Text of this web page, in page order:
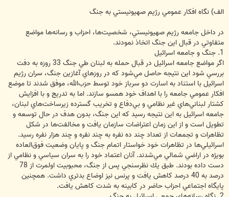
الف) نگاه افكار عمومي رژيم صهيونيستي به جنگ
در داخل جامعه رژيم صهيونيستي، شخصيت‌ها، احزاب و رسانه‌ها مواضع
متفاوتي در قبال اين جنگ اتخاذ نمودند.
1. جنگ و جامعه اسرائيل
اگر مواضع جامعه اسرائيل در قبال حمله به لبنان طي جنگ 33 روزه به دفت
بررسي شود اين نتيجه حاصل مي‌‌شود كه در روزهاي آغازين جنگ، سران رژيم
اسرائيل با استناد به اسارت دو سرباز خود توسط حزب‌الله، موفق شدند تا موضع
افكار عمومي جامعه را با اهداف خود همسو سازند. اما به تدريج و با افزايش
كشتار لبناني‌هاي غير نظامي و بي‌دفاع و تخريب گسترده زيرساخت‌هاي لبنان،
جامعه اسرائيل به اين نتيجه رسيد كه اين جنگ، بدون هدف در حال توسعه و
تطويل است و از اين زمان اعتراضات سازمان يافت و مخالفت‌ها در شكل
تظاهرات و تجمعات از تعداد چند ده نفره به چند نفره و چند هزار نفره رسيد.
اسرائيلي‌ها در تظاهرات خود خواستار اتمام جنگ و پايان وضعيت فوق‌العاده
بويژه در اراضي شمالي مي‌شدند. آنان اعتماد خود را به سران سياسي و نظامي از
دست داده بودند. طبق يك نظرسنجي پس از جنگ، محبوبيت اولمرت از 78
درصد به 40 درصد كاهش يافت و پرنس نيز اوضاع بدتري داشت. همچنين
پايگاه اجتماعي احزاب حاضر در كابينه به شدت كاهش يافت.